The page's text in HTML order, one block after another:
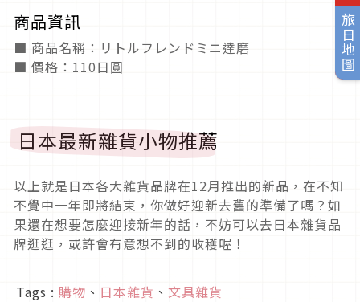
旅日地圖
商品資訊
■ 商品名稱：リトルフレンドミニ達磨
■ 價格：110日圓
日本最新雜貨小物推薦
以上就是日本各大雜貨品牌在12月推出的新品，在不知
不覺中一年即將結束，你做好迎新去舊的準備了嗎？如
果還在想要怎麼迎接新年的話，不妨可以去日本雜貨品
牌逛逛，或許會有意想不到的收穫喔！
Tags : 購物 、 日本雜貨 、 文具雜貨